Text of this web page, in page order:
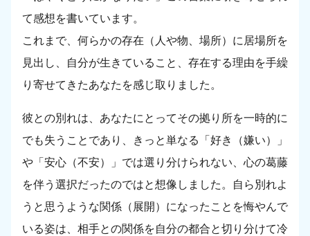
て感想を書いています。
これまで、何らかの存在（人や物、場所）に居場所を
見出し、自分が生きていること、存在する理由を手繰
り寄せてきたあなたを感じ取りました。
彼との別れは、あなたにとってその拠り所を一時的に
でも失うことであり、きっと単なる「好き（嫌い）」
や「安心（不安）」では選り分けられない、心の葛藤
を伴う選択だったのではと想像しました。自ら別れよ
うと思うような関係（展開）になったことを悔やんで
いる姿は、相手との関係を自分の都合と切り分けて冷